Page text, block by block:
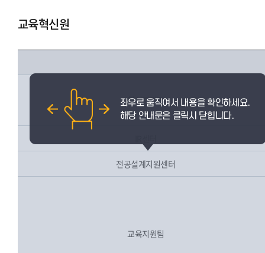
교육혁신원
혁신지원팀
전공설계지원센터
교육지원팀